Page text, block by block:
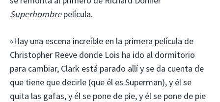
Superhombrepelícula.
«Hay una escena increíble en la primera película de
Christopher Reeve donde Lois ha ido al dormitorio
para cambiar, Clark está parado allí y se da cuenta de
que tiene que decirle (que él es Superman), y él se
quita las gafas, y él se pone de pie, y él se pone de pie